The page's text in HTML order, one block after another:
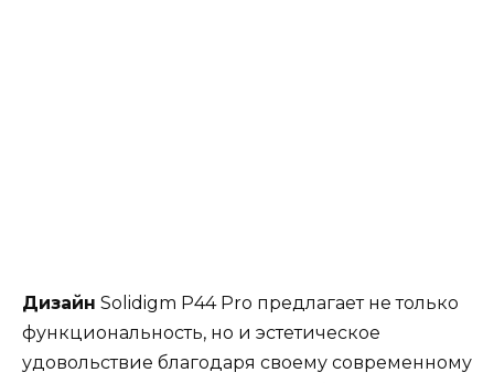
Дизайн Solidigm P44 Pro предлагает не только
функциональность, но и эстетическое
удовольствие благодаря своему современному